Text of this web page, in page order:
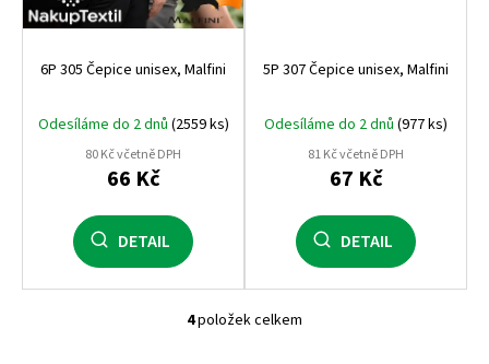
6P 305 Čepice unisex, Malfini
Odesíláme do 2 dnů (2559 ks)
80 Kč včetně DPH
66 Kč
DETAIL
5P 307 Čepice unisex, Malfini
Odesíláme do 2 dnů (977 ks)
81 Kč včetně DPH
67 Kč
DETAIL
O
4položek celkem